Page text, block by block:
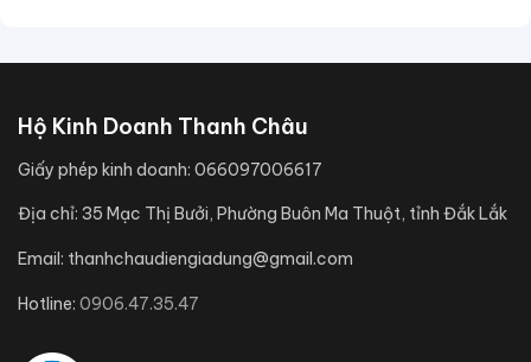
Hộ Kinh Doanh Thanh Châu
Giấy phép kinh doanh: 066097006617
Địa chỉ: 35 Mạc Thị Bưởi, Phường Buôn Ma Thuột, tỉnh Đắk Lắk
Email: thanhchaudiengiadung@gmail.com
Hotline: 0906.47.35.47